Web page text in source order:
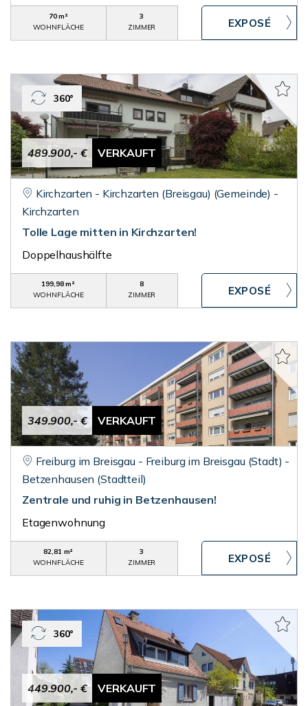
70 m²
WOHNFLÄCHE
3
ZIMMER
489.900,- € VERKAUFT
360°
Kirchzarten - Kirchzarten (Breisgau) (Gemeinde) -
Kirchzarten
Tolle Lage mitten in Kirchzarten!
Doppelhaushälfte
199,98 m²
WOHNFLÄCHE
8
ZIMMER
349.900,- € VERKAUFT
Freiburg im Breisgau - Freiburg im Breisgau (Stadt) -
Betzenhausen (Stadtteil)
Zentrale und ruhig in Betzenhausen!
Etagenwohnung
82,81 m²
WOHNFLÄCHE
3
ZIMMER
449.900,- € VERKAUFT
360°